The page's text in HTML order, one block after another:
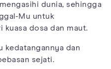
dunia, sehingga
Mu untuk
kuasa dosa dan maut.
kedatangannya dan
sejati.